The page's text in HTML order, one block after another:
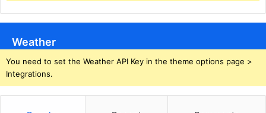
Weather
You need to set the Weather API Key in the theme options page >
Integrations.